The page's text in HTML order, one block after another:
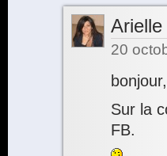
20
bonjour,
Sur la
FB.